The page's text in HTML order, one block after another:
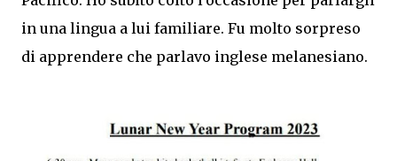
in una lingua a lui familiare. Fu molto sorpreso
di apprendere che parlavo inglese melanesiano.